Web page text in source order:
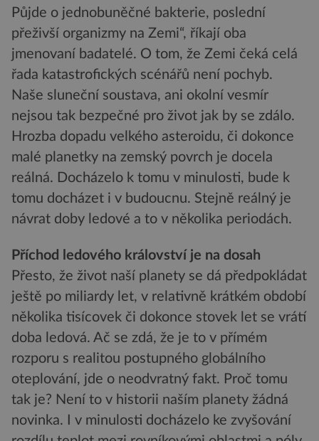
Půjde o jednobuněčné bakterie, poslední
přeživší organizmy na Zemi“, říkají oba
jmenovaní badatelé. O tom, že Zemi čeká celá
řada katastrofických scénářů není pochyb.
Naše sluneční soustava, ani okolní vesmír
nejsou tak bezpečné pro život jak by se zdálo.
Hrozba dopadu velkého asteroidu, či dokonce
malé planetky na zemský povrch je docela
reálná. Docházelo k tomu v minulosti, bude k
tomu docházet i v budoucnu. Stejně reálný je
návrat doby ledové a to v několika periodách.
Příchod ledového království je na dosah
Přesto, že život naší planety se dá předpokládat
ještě po miliardy let, v relativně krátkém období
několika tisícovek či dokonce stovek let se vrátí
doba ledová. Ač se zdá, že je to v přímém
rozporu s realitou postupného globálního
oteplování, jde o neodvratný fakt. Proč tomu
tak je? Není to v historii naším planety žádná
novinka. I v minulosti docházelo ke zvyšování